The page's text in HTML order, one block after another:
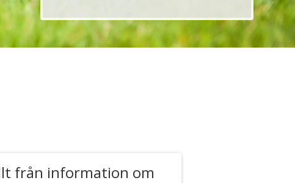
från information om